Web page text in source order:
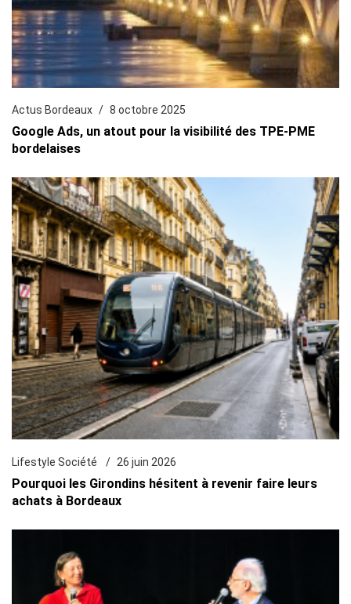
Actus Bordeaux 8 octobre 2025
Google Ads, un atout pour la visibilité des TPE-PME
bordelaises
Lifestyle Société 26 juin 2026
Pourquoi les Girondins hésitent à revenir faire leurs
achats à Bordeaux